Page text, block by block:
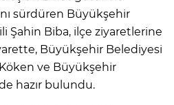
sürdüren Büyükşehir
Şahin Biba, ilçe ziyaretlerine
Büyükşehir Belediyesi
ve Büyükşehir
hazır bulundu.